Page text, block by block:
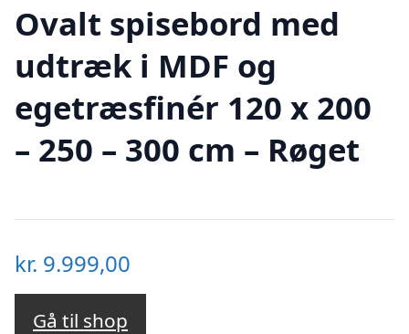
Ovalt spisebord med
udtræk i MDF og
egetræsfinér 120 x 200
– 250 – 300 cm – Røget
kr. 9.999,00
Gå til shop